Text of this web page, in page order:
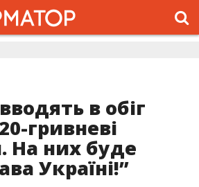
в обіг
гривневі
На них буде
Україні!”